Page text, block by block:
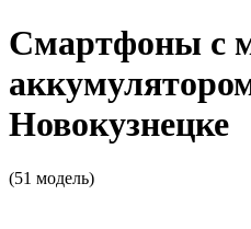
Смартфоны с
Новокузнецке
(51 модель)